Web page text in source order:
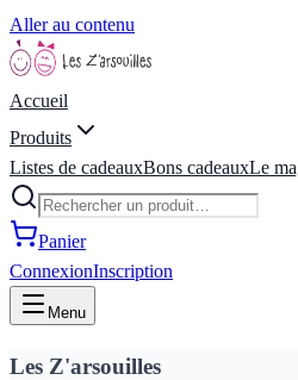
Aller au contenu
Accueil
Produits
Listes de cadeauxBons cadeauxLe
Panier
ConnexionInscription
Menu
Les Z'arsouilles